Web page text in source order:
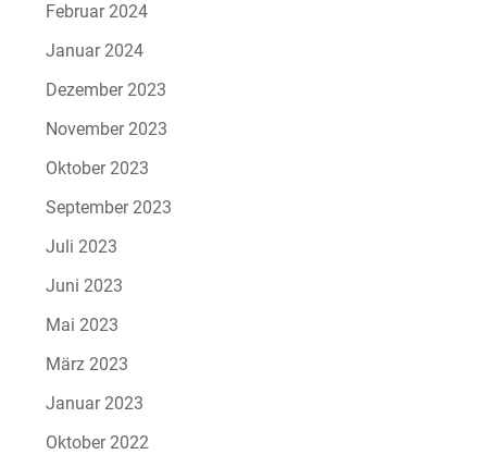
Februar 2024
Januar 2024
Dezember 2023
November 2023
Oktober 2023
September 2023
Juli 2023
Juni 2023
Mai 2023
März 2023
Januar 2023
Oktober 2022